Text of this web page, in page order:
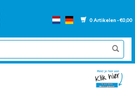
0 Artikelen - €0,00